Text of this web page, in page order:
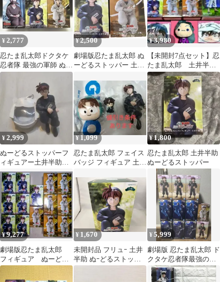
¥2,777
忍たま乱太郎ドクタケ
忍者隊 最強の軍師 ぬー
どるストッパー土井半
助天鬼雑渡昆奈門
¥2,500
劇場版忍たま乱太郎 ぬ
ーどるストッパー 土井
¥3,980
【未開封7点セット】忍
たま乱太郎 土井半
助 天鬼 フィギュア
ぬーどるストッパー
¥2,999
ぬーどるストッパーフ
ィギュアー土井半助ー
天鬼 丸型ポーチ 忍
たま乱太郎
¥1,099
忍たま乱太郎 フェイス
バッジ フィギュア 土井
¥1,800
忍たま乱太郎 土井半助
ぬーどるストッパー
¥9,277
劇場版忍たま乱太郎
フィギュア ぬーどる
ストッパーフィギュ
ア 土井半助 天鬼
¥ 1,670
未開封品 フリュｰ 土井
半助 ぬｰどるストッパｰ
フィギュア 劇場版 忍た
¥5,999
劇場版 忍たま乱太郎 ド
クタケ忍者隊最強の軍
師 フィギュア 土井
半助 山田利吉等